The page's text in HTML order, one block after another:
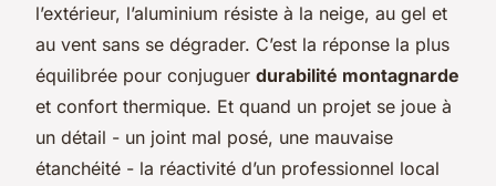
l’extérieur, l’aluminium résiste à la neige, au gel et
au vent sans se dégrader. C’est la réponse la plus
équilibrée pour conjuguer durabilité montagnarde
et confort thermique. Et quand un projet se joue à
un détail - un joint mal posé, une mauvaise
étanchéité - la réactivité d’un professionnel local